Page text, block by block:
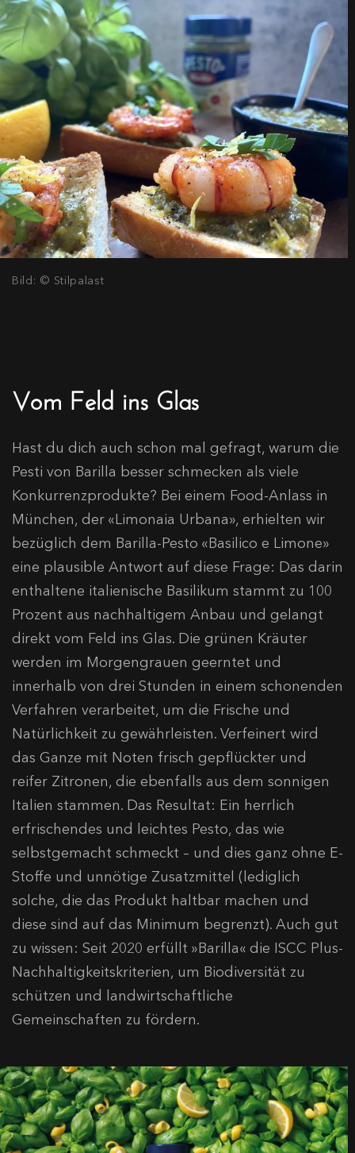
Bild: © Stilpalast
Vom Feld ins Glas
Hast du dich auch schon mal gefragt, warum die
Pesti von Barilla besser schmecken als viele
Konkurrenzprodukte? Bei einem Food-Anlass in
München, der «Limonaia Urbana», erhielten wir
bezüglich dem Barilla-Pesto «Basilico e Limone»
eine plausible Antwort auf diese Frage: Das darin
enthaltene italienische Basilikum stammt zu 100
Prozent aus nachhaltigem Anbau und gelangt
direkt vom Feld ins Glas. Die grünen Kräuter
werden im Morgengrauen geerntet und
innerhalb von drei Stunden in einem schonenden
Verfahren verarbeitet, um die Frische und
Natürlichkeit zu gewährleisten. Verfeinert wird
das Ganze mit Noten frisch gepflückter und
reifer Zitronen, die ebenfalls aus dem sonnigen
Italien stammen. Das Resultat: Ein herrlich
erfrischendes und leichtes Pesto, das wie
selbstgemacht schmeckt – und dies ganz ohne E-
Stoffe und unnötige Zusatzmittel (lediglich
solche, die das Produkt haltbar machen und
diese sind auf das Minimum begrenzt). Auch gut
zu wissen: Seit 2020 erfüllt »Barilla« die ISCC Plus-
Nachhaltigkeitskriterien, um Biodiversität zu
schützen und landwirtschaftliche
Gemeinschaften zu fördern.